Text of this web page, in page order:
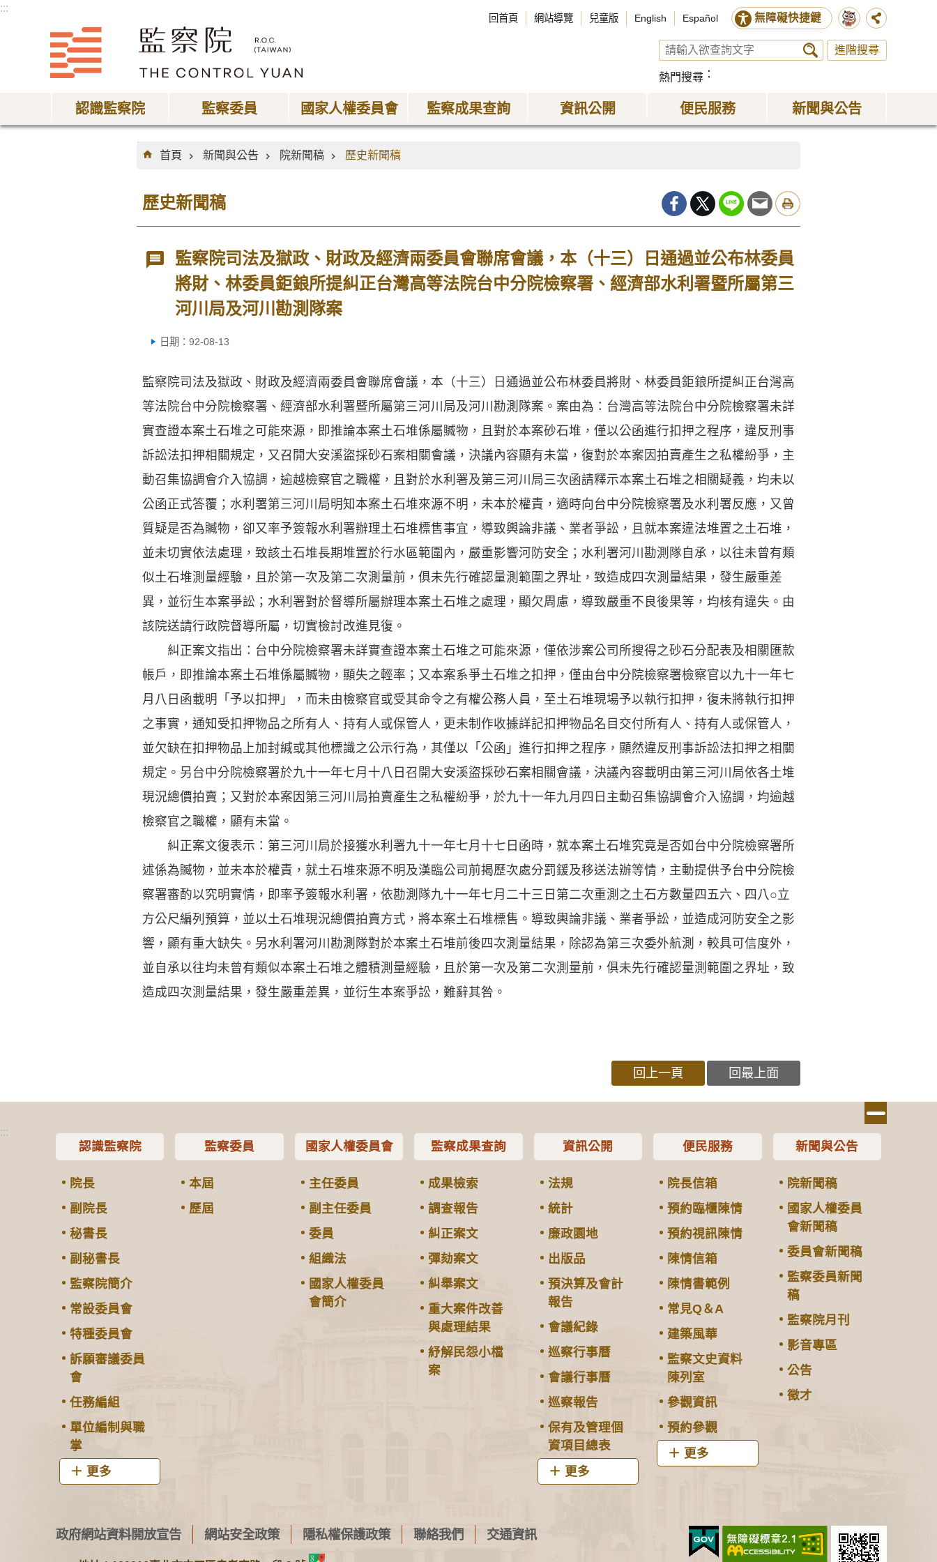
:::
回首頁 網站導覽 兒童版 English Español 無障礙快捷鍵
進階搜尋
熱門搜尋
認識監察院 監察委員 國家人權委員會 監察成果查詢 資訊公開 便民服務 新聞與公告
:::
首頁
新聞與公告 院新聞稿 歷史新聞稿
歷史新聞稿
監察院司法及獄政、財政及經濟兩委員會聯席會議，本（十三）日通過並公布林委員
將財、林委員鉅鋃所提糾正台灣高等法院台中分院檢察署、經濟部水利署暨所屬第三
河川局及河川勘測隊案
日期：92-08-13
監察院司法及獄政、財政及經濟兩委員會聯席會議，本（十三）日通過並公布林委員將財、林委員鉅鋃所提糾正台灣高
等法院台中分院檢察署、經濟部水利署暨所屬第三河川局及河川勘測隊案。案由為：台灣高等法院台中分院檢察署未詳
實查證本案土石堆之可能來源，即推論本案土石堆係屬贓物，且對於本案砂石堆，僅以公函進行扣押之程序，違反刑事
訴訟法扣押相關規定，又召開大安溪盜採砂石案相關會議，決議內容顯有未當，復對於本案因拍賣產生之私權紛爭，主
動召集協調會介入協調，逾越檢察官之職權，且對於水利署及第三河川局三次函請釋示本案土石堆之相關疑義，均未以
公函正式答覆；水利署第三河川局明知本案土石堆來源不明，未本於權責，適時向台中分院檢察署及水利署反應，又曾
質疑是否為贓物，卻又率予簽報水利署辦理土石堆標售事宜，導致輿論非議、業者爭訟，且就本案違法堆置之土石堆，
並未切實依法處理，致該土石堆長期堆置於行水區範圍內，嚴重影響河防安全；水利署河川勘測隊自承，以往未曾有類
似土石堆測量經驗，且於第一次及第二次測量前，俱未先行確認量測範圍之界址，致造成四次測量結果，發生嚴重差
異，並衍生本案爭訟；水利署對於督導所屬辦理本案土石堆之處理，顯欠周慮，導致嚴重不良後果等，均核有違失。由
該院送請行政院督導所屬，切實檢討改進見復。
糾正案文指出：台中分院檢察署未詳實查證本案土石堆之可能來源，僅依涉案公司所搜得之砂石分配表及相關匯款
帳戶，即推論本案土石堆係屬贓物，顯失之輕率；又本案系爭土石堆之扣押，僅由台中分院檢察署檢察官以九十一年七
月八日函載明「予以扣押」，而未由檢察官或受其命令之有權公務人員，至土石堆現場予以執行扣押，復未將執行扣押
之事實，通知受扣押物品之所有人、持有人或保管人，更未制作收據詳記扣押物品名目交付所有人、持有人或保管人，
並欠缺在扣押物品上加封緘或其他標識之公示行為，其僅以「公函」進行扣押之程序，顯然違反刑事訴訟法扣押之相關
規定。另台中分院檢察署於九十一年七月十八日召開大安溪盜採砂石案相關會議，決議內容載明由第三河川局依各土堆
現況總價拍賣；又對於本案因第三河川局拍賣產生之私權紛爭，於九十一年九月四日主動召集協調會介入協調，均逾越
檢察官之職權，顯有未當。
糾正案文復表示：第三河川局於接獲水利署九十一年七月十七日函時，就本案土石堆究竟是否如台中分院檢察署所
述係為贓物，並未本於權責，就土石堆來源不明及漢臨公司前揭歷次處分罰鍰及移送法辦等情，主動提供予台中分院檢
察署審酌以究明實情，即率予簽報水利署，依勘測隊九十一年七月二十三日第二次重測之土石方數量四五六、四八○立
方公尺編列預算，並以土石堆現況總價拍賣方式，將本案土石堆標售。導致輿論非議、業者爭訟，並造成河防安全之影
響，顯有重大缺失。另水利署河川勘測隊對於本案土石堆前後四次測量結果，除認為第三次委外航測，較具可信度外，
並自承以往均未曾有類似本案土石堆之體積測量經驗，且於第一次及第二次測量前，俱未先行確認量測範圍之界址，致
造成四次測量結果，發生嚴重差異，並衍生本案爭訟，難辭其咎。
回上一頁 回最上面
:::
認識監察院
院長
副院長
秘書長
副秘書長
監察院簡介
常設委員會
特種委員會
訴願審議委員
會
任務編組
單位編制與職
掌
更多
監察委員
本屆
歷屆
國家人權委員會
主任委員
副主任委員
委員
組織法
國家人權委員
會簡介
監察成果查詢
成果檢索
調查報告
糾正案文
彈劾案文
糾舉案文
重大案件改善
與處理結果
紓解民怨小檔
案
資訊公開
法規
統計
廉政園地
出版品
預決算及會計
報告
會議紀錄
巡察行事曆
會議行事曆
巡察報告
保有及管理個
資項目總表
更多
便民服務
院長信箱
預約臨櫃陳情
預約視訊陳情
陳情信箱
陳情書範例
常見Q＆A
建築風華
監察文史資料
陳列室
參觀資訊
預約參觀
更多
新聞與公告
院新聞稿
國家人權委員
會新聞稿
委員會新聞稿
監察委員新聞
稿
監察院月刊
影音專區
公告
徵才
政府網站資料開放宣告 網站安全政策 隱私權保護政策 聯絡我們 交通資訊